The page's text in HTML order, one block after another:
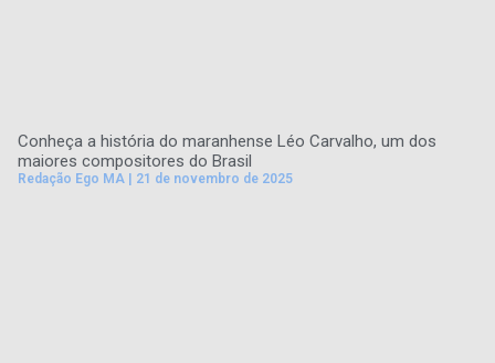
Conheça a história do maranhense Léo Carvalho, um dos
maiores compositores do Brasil
Redação Ego MA 21 de novembro de 2025